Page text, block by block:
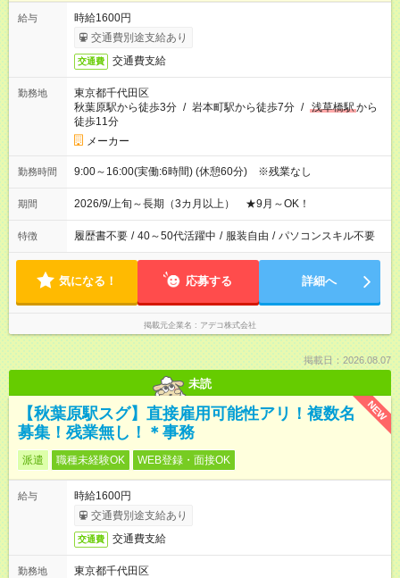
給与
時給1600円
交通費別途支給あり
交通費 交通費支給
勤務地
東京都千代田区
秋葉原駅から徒歩3分 / 岩本町駅から徒歩7分 / 浅草橋駅から
徒歩11分
メーカー
勤務時間 9:00～16:00(実働:6時間) (休憩60分) ※残業なし
期間 2026/9/上旬～長期（3カ月以上） ★9月～OK！
特徴 履歴書不要 / 40～50代活躍中 / 服装自由 / パソコンスキル不要
気になる！ 応募する 詳細へ
掲載元企業名 アデコ株式会社
掲載日：2026.08.07
未読
NEW
【秋葉原駅スグ】直接雇用可能性アリ！複数名
募集！残業無し！＊事務
派遣 職種未経験OK WEB登録・面接OK
給与
時給1600円
交通費別途支給あり
交通費 交通費支給
勤務地
東京都千代田区